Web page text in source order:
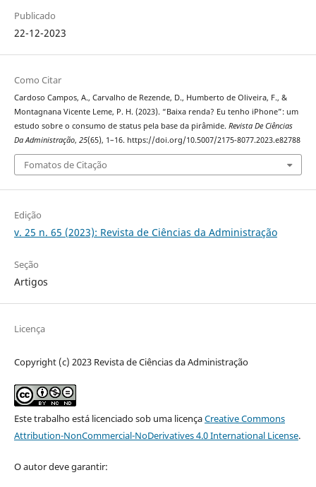
Publicado
22-12-2023
Como Citar
Cardoso Campos, A., Carvalho de Rezende, D., Humberto de Oliveira, F., &
Montagnana Vicente Leme, P. H. (2023). “Baixa renda? Eu tenho iPhone”: um
estudo sobre o consumo de status pela base da pirâmide. Revista De Ciências
Da Administração, 25(65), 1–16. https://doi.org/10.5007/2175-8077.2023.e82788
Fomatos de Citação
Edição
v. 25 n. 65 (2023): Revista de Ciências da Administração
Seção
Artigos
Licença
Copyright (c) 2023 Revista de Ciências da Administração
Este trabalho está licenciado sob uma licençaCreative Commons
Attribution-NonCommercial-NoDerivatives 4.0 International License.
O autor deve garantir: